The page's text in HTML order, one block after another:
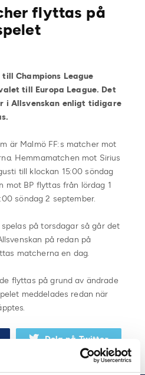
flyttas på
Champions League
till Europa League. Det
i Allsvenskan enligt tidigare
är Malmö FF:s matcher mot
Hemmamatchen mot Sirius
till klockan 15:00 söndag
mot BP flyttas från lördag 1
söndag 2 september.
på torsdagar så går det
på redan på
matcherna en dag.
flyttas på grund av ändrade
meddelades redan när
Dela på Twitter